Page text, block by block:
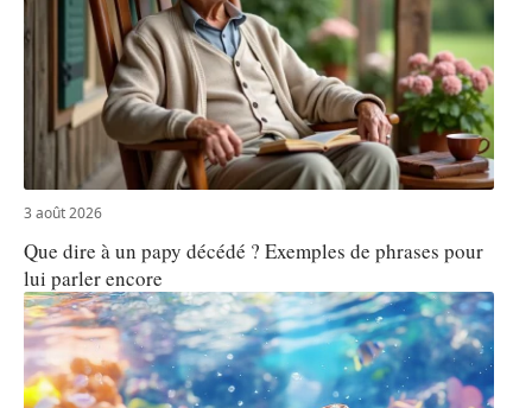
3 août 2026
Que dire à un papy décédé ? Exemples de phrases pour
lui parler encore